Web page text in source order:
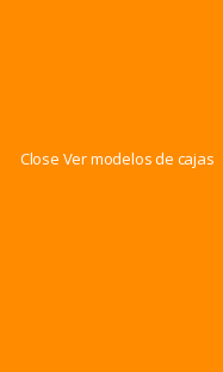
Close Ver modelos de cajas